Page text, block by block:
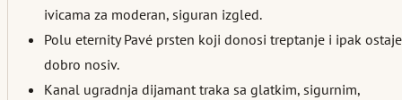
ivicama za moderan, siguran izgled.
Polu eternity Pavé prsten koji donosi treptanje i ipak ostaje
dobro nosiv.
Kanal ugradnja dijamant traka sa glatkim, sigurnim,